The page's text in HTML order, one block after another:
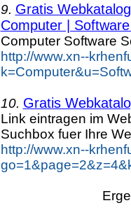
9. Gratis
Computer |
Computer Software
http://www.xn--
10. Gratis
Link eintragen im
Suchbox fuer Ihre
http://www.xn--